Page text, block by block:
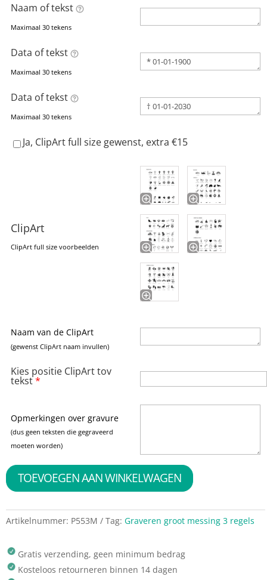
Naam of tekst
Maximaal 30 tekens
Data of tekst
Maximaal 30 tekens
Data of tekst
Maximaal 30 tekens
Ja, ClipArt full size gewenst, extra €15
ClipArt
ClipArt full size voorbeelden
Naam van de ClipArt
(gewenst ClipArt naam invullen)
Kies positie ClipArt tov
tekst*
Opmerkingen over gravure
(dus geen teksten die gegraveerd
moeten worden)
TOEVOEGEN AAN WINKELWAGEN
Artikelnummer: P553M Tag: Graveren groot messing 3 regels
Gratis verzending, geen minimum bedrag
Kosteloos retourneren binnen 14 dagen